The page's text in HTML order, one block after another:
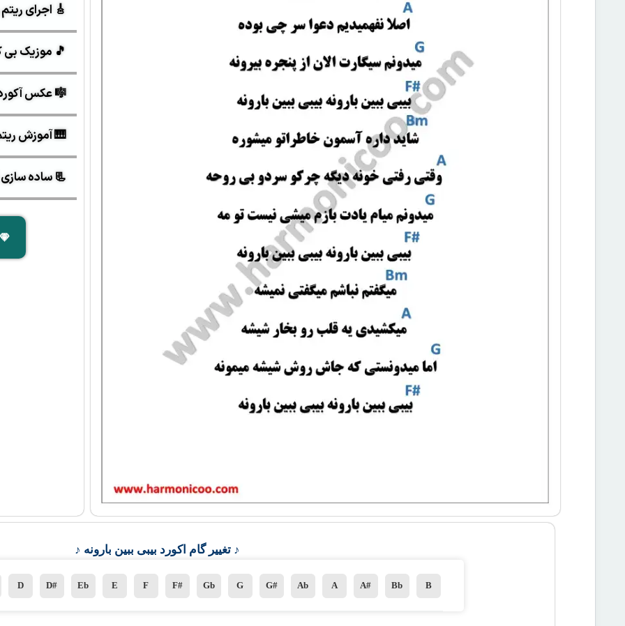
🎸 اجرای
🎵 موزیک بی
🎼 عکس
🎹 آموزش ریتم
📃 ساده سازی
♪ تغییر گام اکورد بیبی ببین بارونه ♪
B
Bb
A#
A
Ab
G#
G
Gb
F#
F
E
Eb
D#
D